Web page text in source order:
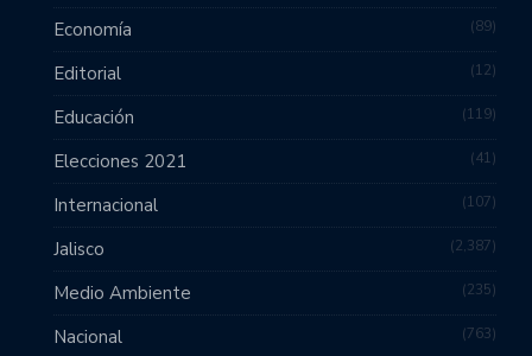
Economía 89
Editorial 12
Educación 119
Elecciones 2021 41
Internacional 107
Jalisco 2,387
Medio Ambiente 235
Nacional 763